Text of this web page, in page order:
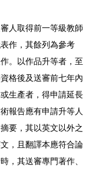
人取得前一等級教師
作，其餘列為參考
。以作品升等者，至
格後及送審前七年內
生產者，得申請延長
報告應有申請升等人
要，其以英文以外之
，且翻譯本應符合論
，其送審專門著作、